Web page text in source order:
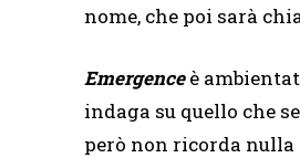
nome, che poi sarà
Emergenceè
indaga su quello che
però non ricorda nulla